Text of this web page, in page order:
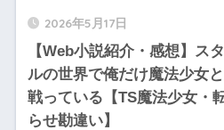
2026年5月17日
【Web小説紹介・感想】ス
ルの世界で俺だけ魔法少女
戦っている【TS魔法少女・
らせ勘違い】